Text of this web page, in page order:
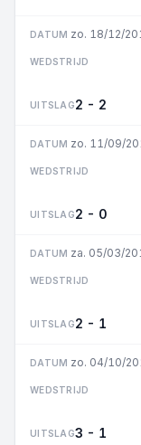
DATUM zo. 18/12/
WEDSTRIJD
UITSLAG2 - 2
DATUM zo. 11/09/
WEDSTRIJD
UITSLAG2 - 0
DATUM za. 05/03/
WEDSTRIJD
UITSLAG2 - 1
DATUM zo. 04/10/
WEDSTRIJD
UITSLAG3 - 1